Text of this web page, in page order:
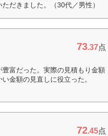
だきました。（30代／男性）
73.37点
富だった。実際の見積もり金額
金額の見直しに役立った。
72.45点